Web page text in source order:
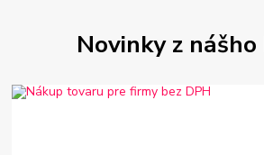
Novinky z